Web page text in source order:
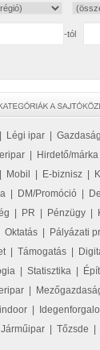
-tól
Légi ipar
Hirdető/márka
Mobil E-biznisz
DM/Promóció
PR Pénzügy
Oktatás Pályázati
| Támogatás
Statisztika
Járműipar Tőzsde